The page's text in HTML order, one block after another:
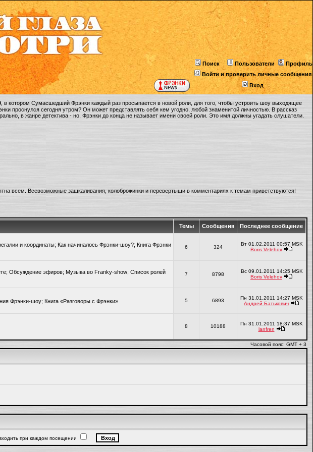
Поиск Пользователи
Профиль
Войти и проверить личные сообщения
Вход
, в котором Сумасшедший Фрэнки каждый раз просыпается в новой роли, для того, чтобы устроить шоу выходящее
проснулся сегодня утром? Он может представлять себя кем угодно, любой знаменитой личностью. В рассказ
в жанре детектива - но, Фрэнки до конца не называет имени своей роли. Это имя должны угадать слушатели.
всем. Всевозможные зашкаливания, колоброжинки и перевертыши в комментариях к темам приветствуются!
Темы Сообщения Последнее сообщение
и координаты; Как начиналось Фрэнки-шоу?; Книга Фрэнки
6 324
Вт 01.02.2011 00:57 MSK
Boris Velehov
Обсуждение эфиров; Музыка во Franky-show; Список ролей
7 8798
Вс 09.01.2011 14:25 MSK
Boris Velehov
Фрэнки-шоу; Книга «Разговоры с Фрэнки» 5 6893
Пн 31.01.2011 14:27 MSK
Андрей Батькович
8 10188
Пн 31.01.2011 18:37 MSK
lanfren
Часовой пояс: GMT + 3
при каждом посещении